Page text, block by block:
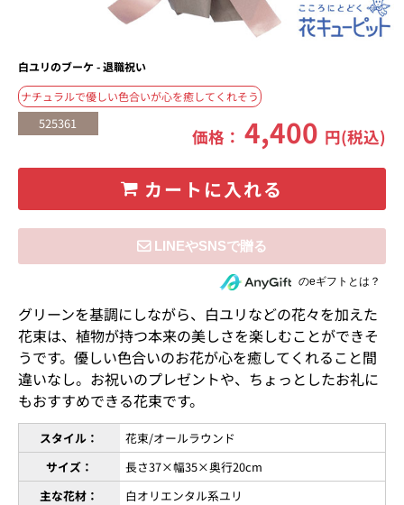
白ユリのブーケ - 退職祝い
ナチュラルで優しい色合いが心を癒してくれそう
525361
価格：4,400 円(税込)
カートに入れる
住所を知らない相手にeギフトで贈るのeギフトとは？
グリーンを基調にしながら、白ユリなどの花々を加えた
花束は、植物が持つ本来の美しさを楽しむことができそ
うです。優しい色合いのお花が心を癒してくれること間
違いなし。お祝いのプレゼントや、ちょっとしたお礼に
もおすすめできる花束です。
スタイル：
花束/オールラウンド
サイズ：
長さ37×幅35×奥行20cm
主な花材：
白オリエンタル系ユリ